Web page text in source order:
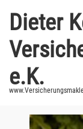
Inhalt
springen
Dieter
e.K.